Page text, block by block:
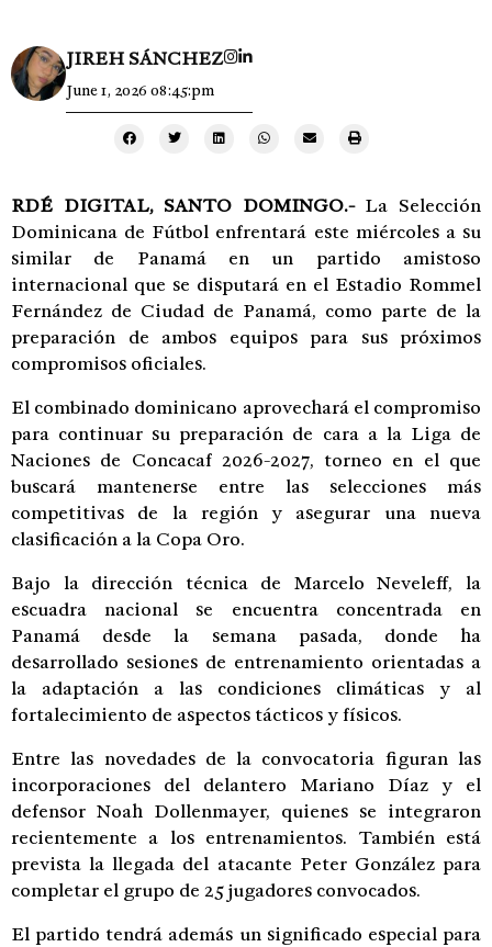
JIREH SÁNCHEZ
June 1, 2026 08:45:pm
RDÉ DIGITAL,SANTO DOMINGO.- La Selección
Dominicana de Fútbol enfrentará este miércoles a su
similar de Panamá en un partido amistoso
internacional que se disputará en el Estadio Rommel
Fernández de Ciudad de Panamá, como parte de la
preparación de ambos equipos para sus próximos
compromisos oficiales.
El combinado dominicano aprovechará el compromiso
para continuar su preparación de cara a la Liga de
Naciones de Concacaf 2026-2027, torneo en el que
buscará mantenerse entre las selecciones más
competitivas de la región y asegurar una nueva
clasificación a la Copa Oro.
Bajo la dirección técnica de Marcelo Neveleff, la
escuadra nacional se encuentra concentrada en
Panamá desde la semana pasada, donde ha
desarrollado sesiones de entrenamiento orientadas a
la adaptación a las condiciones climáticas y al
fortalecimiento de aspectos tácticos y físicos.
Entre las novedades de la convocatoria figuran las
incorporaciones del delantero Mariano Díaz y el
defensor Noah Dollenmayer, quienes se integraron
recientemente a los entrenamientos. También está
prevista la llegada del atacante Peter González para
completar el grupo de 25 jugadores convocados.
El partido tendrá además un significado especial para